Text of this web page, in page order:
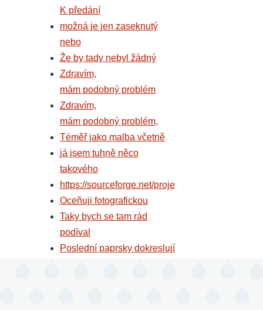
K předání
možná je jen zaseknutý
nebo
Že by tady nebyl žádný
Zdravím,
mám podobný problém
Zdravím,
mám podobný problém,
Téměř jako malba včetně
já jsem tuhně něco
takového
https://sourceforge.net/proje
Oceňuji fotografickou
Taky bych se tam rád
podíval
Poslední paprsky dokreslují